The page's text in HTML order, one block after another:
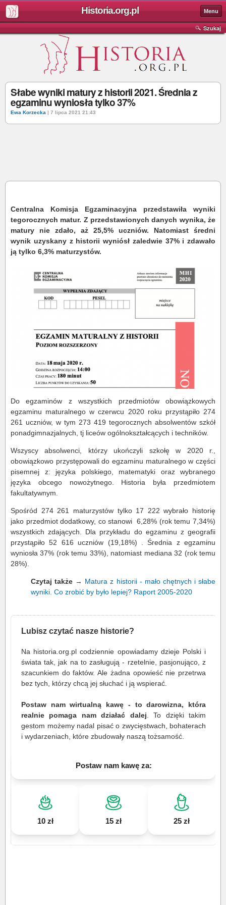
Historia.org.pl Menu
Szukaj
Słabe wyniki matury z historii 2021. Średnia z
egzaminu wyniosła tylko 37%
Ewa Korzecka | 7 lipca 2021 21:43
Centralna Komisja Egzaminacyjna przedstawiła wyniki
tegorocznych matur. Z przedstawionych danych wynika, że
matury nie zdało, aż 25,5% uczniów. Natomiast średni
wynik uzyskany z historii wyniósł zaledwie 37% i zdawało
ją tylko 6,3% maturzystów.
Do egzaminów z wszystkich przedmiotów obowiązkowych
egzaminu maturalnego w czerwcu 2020 roku przystąpiło 274
261 uczniów, w tym 273 419 tegorocznych absolwentów szkół
ponadgimnazjalnych, tj liceów ogólnokształcących i techników.
Wszyscy absolwenci, którzy ukończyli szkołę w 2020 r.,
obowiązkowo przystępowali do egzaminu maturalnego w części
pisemnej z: języka polskiego, matematyki oraz wybranego
języka obcego nowożytnego. Historia była przedmiotem
fakultatywnym.
Spośród 274 261 maturzystów tylko 17 222 wybrało historię
jako przedmiot dodatkowy, co stanowi 6,28% (rok temu 7,34%)
wszystkich zdających. Dla przykładu do egzaminu z geografii
przystąpiło 52 616 uczniów (19,18%) . Średnia z egzaminu
wyniosła 37% (rok temu 33%), natomiast mediana 32 (rok temu
28%).
Czytaj także → Matura z historii - mało chętnych i słabe
wyniki. Co zrobić by było lepiej? Raport 2005-2020
Lubisz czytać nasze historie?
Na historia.org.pl codziennie opowiadamy dzieje Polski i
świata tak, jak na to zasługują - rzetelnie, pasjonująco, z
szacunkiem do faktów. Ale żadna opowieść nie przetrwa
bez tych, którzy chcą jej słuchać i ją wspierać.
Postaw nam wirtualną kawę - to darowizna, która
realnie pomaga nam działać dalej . To dzięki takim
gestom możemy nadal pisać o zwycięstwach, bohaterach
i wydarzeniach, które zbudowały naszą tożsamość.
Postaw nam kawę za:
10 zł 15 zł 25 zł